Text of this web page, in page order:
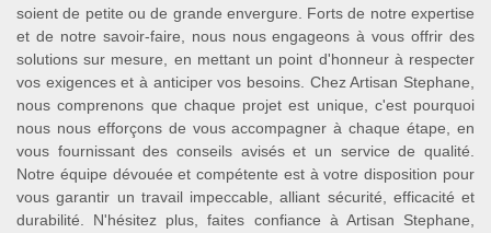
soient de petite ou de grande envergure. Forts de notre expertise
et de notre savoir-faire, nous nous engageons à vous offrir des
solutions sur mesure, en mettant un point d'honneur à respecter
vos exigences et à anticiper vos besoins. Chez Artisan Stephane,
nous comprenons que chaque projet est unique, c'est pourquoi
nous nous efforçons de vous accompagner à chaque étape, en
vous fournissant des conseils avisés et un service de qualité.
Notre équipe dévouée et compétente est à votre disposition pour
vous garantir un travail impeccable, alliant sécurité, efficacité et
durabilité. N'hésitez plus, faites confiance à Artisan Stephane,